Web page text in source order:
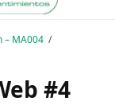
– MA004
#4